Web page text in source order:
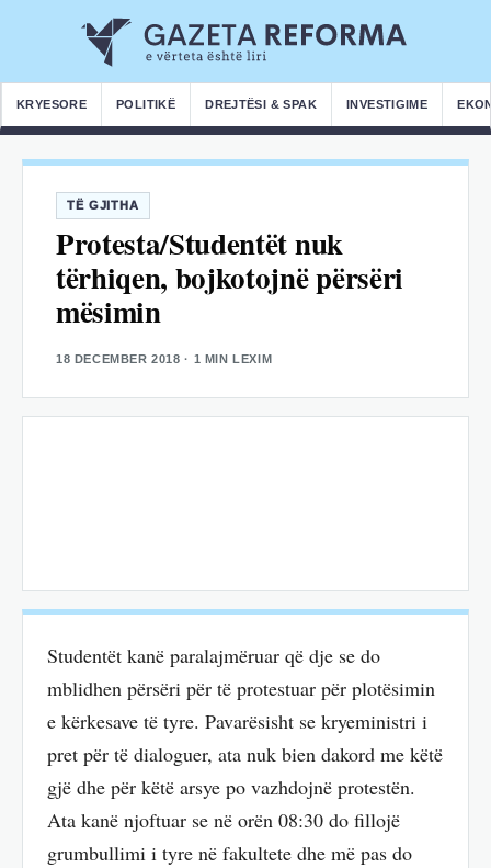
KRYESORE POLITIKË DREJTËSI & SPAK INVESTIGIME
TË GJITHA
Protesta/Studentët nuk
tërhiqen, bojkotojnë përsëri
mësimin
18 DECEMBER 2018 · 1 MIN LEXIM
Studentët kanë paralajmëruar që dje se do
mblidhen përsëri për të protestuar për plotësimin
e kërkesave të tyre. Pavarësisht se kryeministri i
pret për të dialoguer, ata nuk bien dakord me këtë
gjë dhe për këtë arsye po vazhdojnë protestën.
Ata kanë njoftuar se në orën 08:30 do fillojë
grumbullimi i tyre në fakultete dhe më pas do